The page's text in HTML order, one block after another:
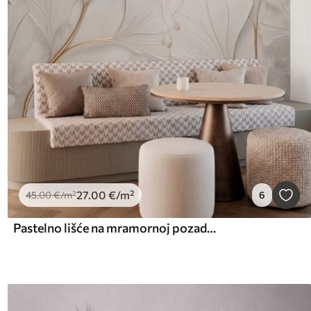
45.00€/m²27.00 €/m² 6
Pastelno lišće na mramornoj pozadini u bež tonovima